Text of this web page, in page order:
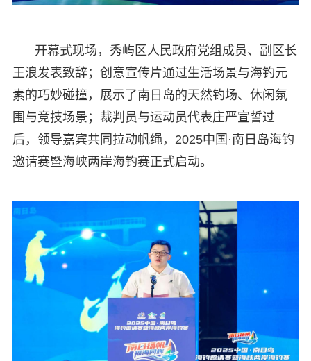
开幕式现场，秀屿区人民政府党组成员、副区长
王浪发表致辞；创意宣传片通过生活场景与海钓元
素的巧妙碰撞，展示了南日岛的天然钓场、休闲氛
围与竞技场景；裁判员与运动员代表庄严宣誓过
后，领导嘉宾共同拉动帆绳，2025中国·南日岛海钓
邀请赛暨海峡两岸海钓赛正式启动。